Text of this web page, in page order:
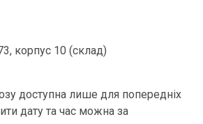
корпус 10 (склад)
доступна лише для попередніх
дату та час можна за